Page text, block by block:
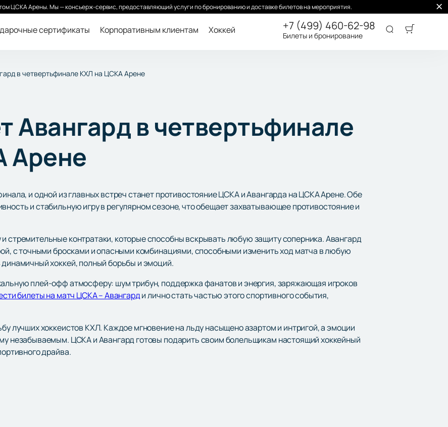
ЦСКА Арены. Мы — консьерж-сервис, предоставляющий услуги по бронированию и доставке билетов на мероприятия.
сертификаты Корпоративным клиентам Хоккей +7 (499) 460-62-98
Билеты и бронирование
в четвертьфинале КХЛ на ЦСКА Арене
Авангард в четвертьфинале
Арене
и одной из главных встреч станет противостояние ЦСКА и Авангарда на ЦСКА Арене. Обе
и стабильную игру в регулярном сезоне, что обещает захватывающее противостояние и
стремительные контратаки, которые способны вскрывать любую защиту соперника. Авангард
с точными бросками и опасными комбинациями, способными изменить ход матча в любую
хоккей, полный борьбы и эмоций.
плей-офф атмосферу: шум трибун, поддержка фанатов и энергия, заряжающая игроков
билеты на матч ЦСКА – Авангарди лично стать частью этого спортивного события,
лучших хоккеистов КХЛ. Каждое мгновение на льду насыщено азартом и интригой, а эмоции
незабываемым. ЦСКА и Авангард готовы подарить своим болельщикам настоящий хоккейный
драйва.